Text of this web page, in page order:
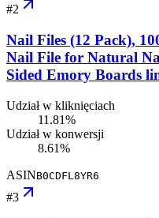
#2
Nail Files (12 Pack),
Nail File for Natural
Sided Emory Boards
Udział w kliknięciach
11.81%
Udział w konwersji
8.61%
ASINB0CDFL8YR6
#3